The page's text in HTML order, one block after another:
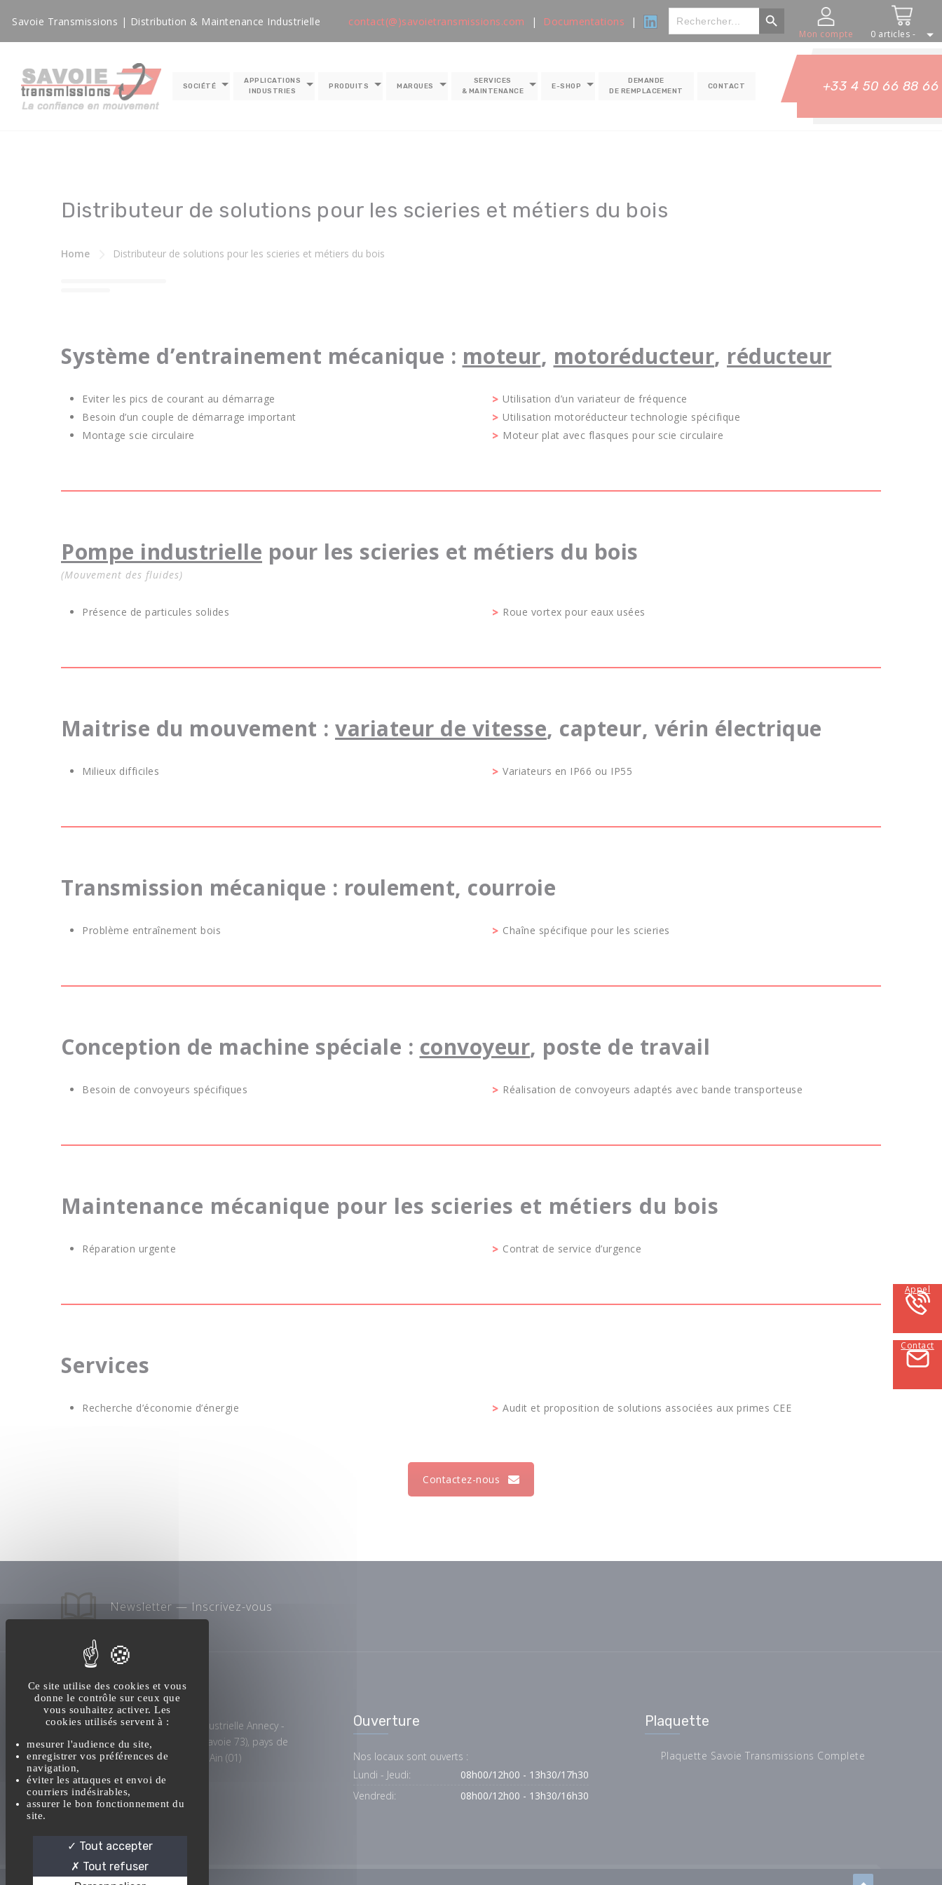
0 articles -
Mon compte
Savoie Transmissions | Distribution & Maintenance Industrielle contact(@)savoietransmissions.com | Documentations |
Rechercher Bouton Rechercher
SOCIÉTÉ
APPLICATIONS
INDUSTRIES
PRODUITS MARQUES
SERVICES
& MAINTENANCE
E-SHOP
DEMANDE
DE REMPLACEMENT
CONTACT +33 4 50 66 88 66
Distributeur de solutions pour les scieries et métiers du bois
Home Distributeur de solutions pour les scieries et métiers du bois
Système d’entrainement mécanique : moteur, motoréducteur, réducteur
Eviter les pics de courant au démarrage
Besoin d’un couple de démarrage important
Montage scie circulaire
Utilisation d’un variateur de fréquence
Utilisation motoréducteur technologie spécifique
Moteur plat avec flasques pour scie circulaire
Pompe industrielle pour les scieries et métiers du bois
(Mouvement des fluides)
Présence de particules solides Roue vortex pour eaux usées
Maitrise du mouvement : variateur de vitesse, capteur, vérin électrique
Milieux difficiles Variateurs en IP66 ou IP55
Transmission mécanique : roulement, courroie
Problème entraînement bois Chaîne spécifique pour les scieries
Conception de machine spéciale : convoyeur, poste de travail
Besoin de convoyeurs spécifiques Réalisation de convoyeurs adaptés avec bande transporteuse
Maintenance mécanique pour les scieries et métiers du bois
Réparation urgente Contrat de service d’urgence
Services
Recherche d’économie d’énergie Audit et proposition de solutions associées aux primes CEE
Contactez-nous
Newsletter — Inscrivez-vous
Maintenance transmission industrielle Annecy -
Haute-Savoie 74), Chambéry (Savoie 73), pays de
Savoie et plaine de l'Ain (01)
Ouverture
Nos locaux sont ouverts :
Lundi - Jeudi:
08h00/12h00 - 13h30/17h30
Vendredi:
08h00/12h00 - 13h30/16h30
Plaquette
Plaquette Savoie Transmissions Complete
Appel
Contact
Ce site utilise des cookies et vous
donne le contrôle sur ceux que
vous souhaitez activer. Les
cookies utilisés servent à :
mesurer l'audience du site,
enregistrer vos préférences de
navigation,
éviter les attaques et envoi de
courriers indésirables,
assurer le bon fonctionnement du
site.
Tout accepter
Tout refuser